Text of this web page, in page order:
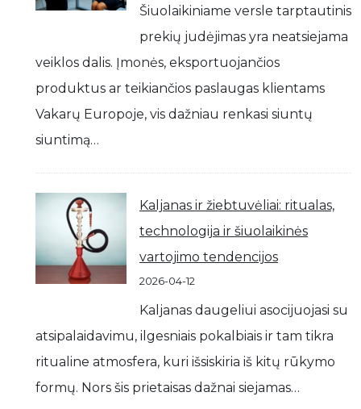
Šiuolaikiniame versle tarptautinis
prekių judėjimas yra neatsiejama
veiklos dalis. Įmonės, eksportuojančios
produktus ar teikiančios paslaugas klientams
Vakarų Europoje, vis dažniau renkasi siuntų
siuntimą…
Kaljanas ir žiebtuvėliai: ritualas,
technologija ir šiuolaikinės
vartojimo tendencijos
2026-04-12
Kaljanas daugeliui asocijuojasi su
atsipalaidavimu, ilgesniais pokalbiais ir tam tikra
ritualine atmosfera, kuri išsiskiria iš kitų rūkymo
formų. Nors šis prietaisas dažnai siejamas…